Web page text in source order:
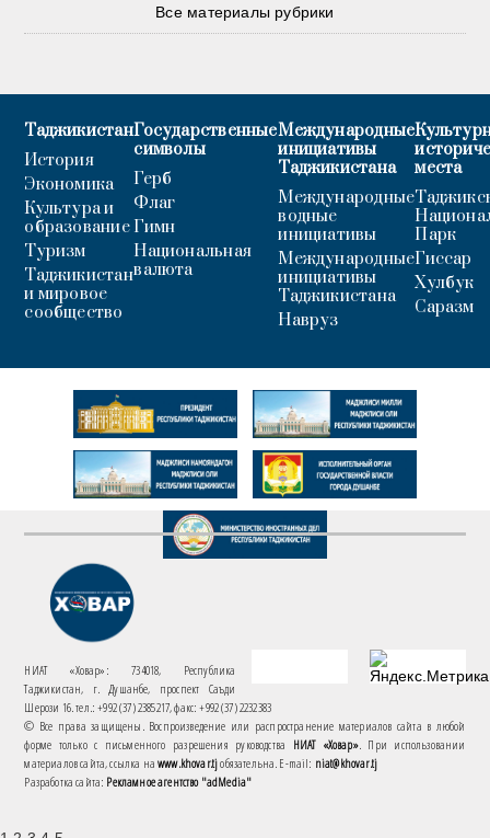
Все материалы рубрики
Таджикистан
История
Экономика
Культура и
образование
Туризм
Таджикистан
и мировое
сообщество
Государственные
символы
Герб
Флаг
Гимн
Национальная
валюта
Международные
инициативы
Таджикистана
Международные
водные
инициативы
Международные
инициативы
Таджикистана
Навруз
места
Парк
Гиссар
Хулбук
Саразм
НИАТ «Ховар»: 734018, Республика
Таджикистан, г. Душанбе, проспект Саъди
Шерози 16. тел.: +992 (37) 2385217, факс: +992 (37) 2232383
© Все права защищены. Воспроизведение или распространение материалов сайта в любой
форме только с письменного разрешения руководства НИАТ «Ховар». При использовании
материалов сайта, ссылка наwww.khovar.tjобязательна. E-mail: niat@khovar.tj
Разработка сайта: Рекламное агентство "adMedia"